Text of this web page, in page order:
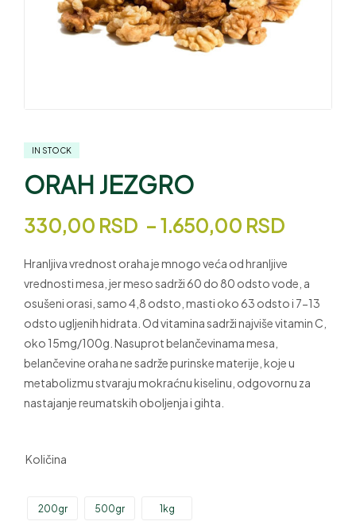
IN STOCK
ORAH JEZGRO
330,00 RSD – 1.650,00 RSD
Hranljiva vrednost oraha je mnogo veća od hranljive
vrednosti mesa, jer meso sadrži 60 do 80 odsto vode, a
osušeni orasi, samo 4,8 odsto, masti oko 63 odsto i 7-13
odsto ugljenih hidrata. Od vitamina sadrži najviše vitamin C,
oko 15mg/100g. Nasuprot belančevinama mesa,
belančevine oraha ne sadrže purinske materije, koje u
metabolizmu stvaraju mokraćnu kiselinu, odgovornu za
nastajanje reumatskih oboljenja i gihta.
Količina
200gr 500gr 1kg